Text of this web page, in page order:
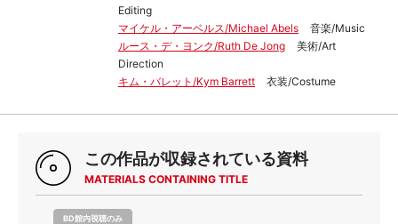
Editing
マイケル・アーベルス/Michael Abels
音楽/Music
ルース・デ・ヨンク/Ruth De Jong
美術/Art
Direction
キム・バレット/Kym Barrett
衣装/Costume
この作品が収録されている資料
MATERIALS CONTAINING TITLE
BD館内視聴のみ